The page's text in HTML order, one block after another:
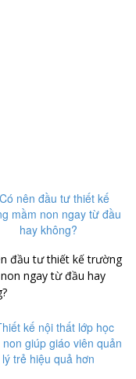
đầu tư thiết kế trường
ngay từ đầu hay